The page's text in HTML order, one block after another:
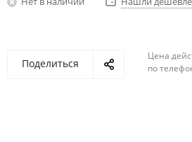
Поделиться
Цена
по